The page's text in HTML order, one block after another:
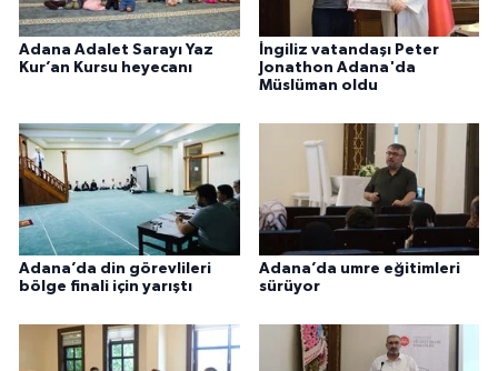
Adana Adalet Sarayı Yaz
Kur’an Kursu heyecanı
İngiliz vatandaşı Peter
Jonathon Adana'da
Müslüman oldu
Adana’da din görevlileri
bölge finali için yarıştı
Adana’da umre eğitimleri
sürüyor
Konya Müftülüğü
Malatya Müftülüğü
Manisa Müftülüğü
Mardin Müftülüğü
Mersin Müftülüğü